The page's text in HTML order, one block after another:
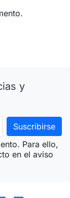
y
Para ello,
en el aviso